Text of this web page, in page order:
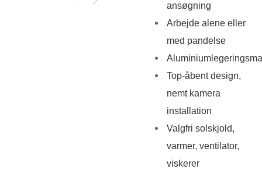
ansøgning
Arbejde alene eller
med pandelse
Top-åbent design,
nemt kamera
installation
Valgfri solskjold,
varmer, ventilator,
viskerer